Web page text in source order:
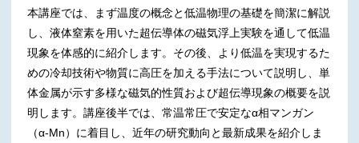
本講座では、まず温度の概念と低温物理の基礎を簡潔に解説
し、液体窒素を用いた超伝導体の磁気浮上実験を通して低温
現象を体感的に紹介します。その後、より低温を実現するた
めの冷却技術や物質に高圧を加える手法について説明し、単
体金属が示す多様な磁気的性質および超伝導現象の概要を説
明します。講座後半では、常温常圧で安定なα相マンガン
（α-Mn）に着目し、近年の研究動向と最新成果を紹介しま